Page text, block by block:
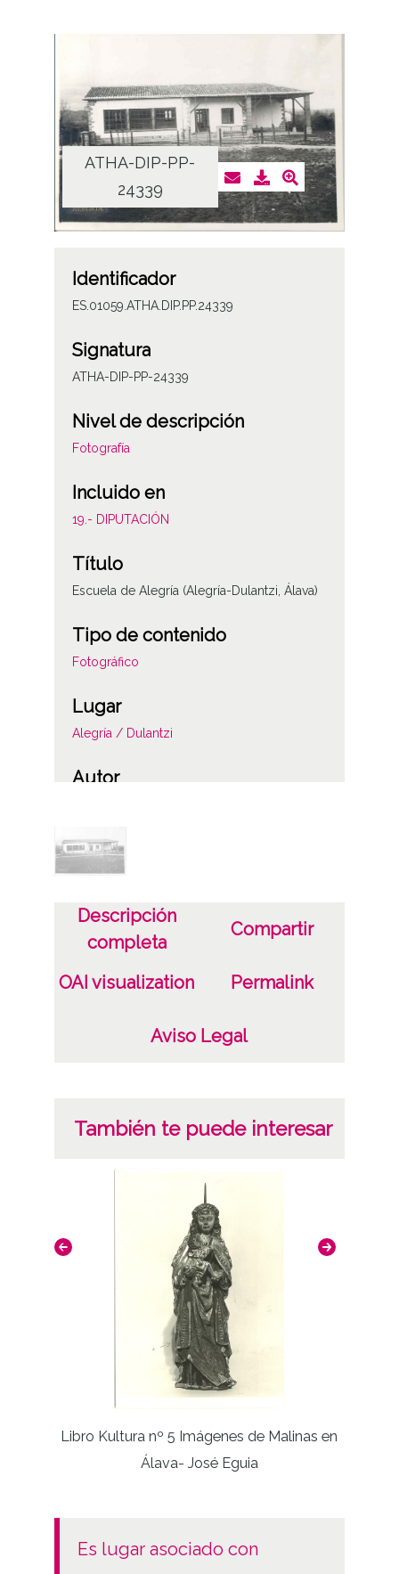
ATHA-DIP-PP-
24339
Identificador
ES.01059.ATHA.DIP.PP.24339
Signatura
ATHA-DIP-PP-24339
Nivel de descripción
Fotografía
Incluido en
19.- DIPUTACIÓN
Título
Escuela de Alegría (Alegría-Dulantzi, Álava)
Tipo de contenido
Fotográfico
Lugar
Alegría / Dulantzi
Autor
Notas
Arquitecto: Julián Apráiz Arias
Licencia de las imágenes
CC BY-NC-SA 4.0
Descripción
completa
Compartir
OAI visualization Permalink
Aviso Legal
También te puede interesar
Libro Kultura nº 5 Imágenes de Malinas en
Álava- José Eguia
es lugar asociado con